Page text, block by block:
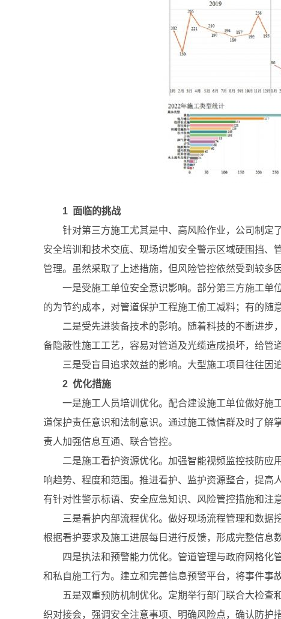
1 面临的挑战
针对第三方施工尤其是中、高风险作业，公司制定
安全培训和技术交底、现场增加安全警示区域硬围挡
管理。虽然采取了上述措施，但风险管控依然受到较多
一是受施工单位安全意识影响。部分第三方施工单
的为节约成本，对管道保护工程施工偷工减料；有的随
二是受先进装备技术的影响。随着科技的不断进步
备隐蔽性施工工艺，容易对管道及光缆造成损坏，给管
三是受盲目追求效益的影响。大型施工项目往往因
2 优化措施
一是施工人员培训优化。配合建设施工单位做好施
道保护责任意识和法制意识。通过施工微信群及时了解
责人加强信息互通、联合管控。
二是施工看护资源优化。加强智能视频监控技防应
响趋势、程度和范围。推进看护、监护资源整合，提
有针对性警示标语、安全应急知识、风险管控措施和注
三是看护内部流程优化。做好现场流程管理和数据
根据看护要求及施工进展每日进行反馈，形成完整信息
四是执法和预警能力优化。管道管理与政府网格
和私自施工行为。建立和完善信息预警平台，将事件事
五是双重预防机制优化。定期举行部门联合大检查
织对接会，强调安全注意事项、明确风险点，确认防护